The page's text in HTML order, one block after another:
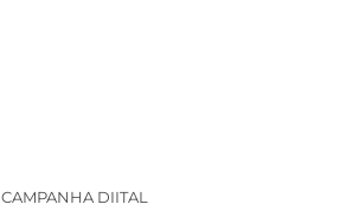
CAMPANHA DIITAL